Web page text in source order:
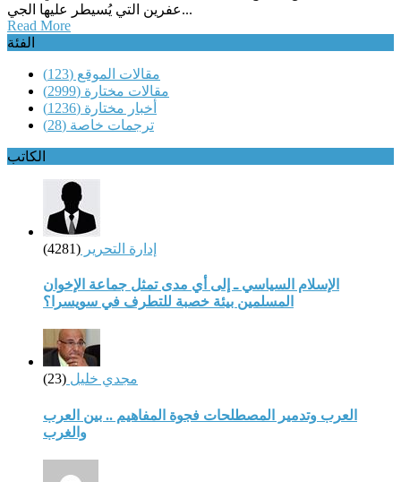
عفرين التي يُسيطر عليها الجي...
Read More
الفئة
مقالات الموقع (123)
مقالات مختارة (2999)
أخبار مختارة (1236)
ترجمات خاصة (28)
الكاتب
إدارة التحرير (4281)
الإسلام السياسي ـ إلى أي مدى تمثل جماعة الإخوان
المسلمين بيئة خصبة للتطرف في سويسرا؟
مجدي خليل (23)
العرب وتدمير المصطلحات فجوة المفاهيم .. بين العرب
والغرب